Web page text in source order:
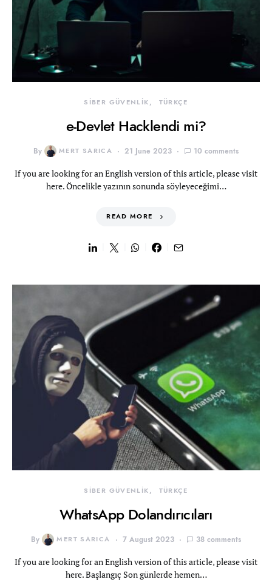
SİBER GÜVENLİK TÜRKÇE
e-Devlet Hacklendi mi?
By MERT SARICA 21 June 2023 10 comments
If you are looking for an English version of this article, please visit
here. Öncelikle yazının sonunda söyleyeceğimi…
READ MORE
SİBER GÜVENLİK TÜRKÇE
WhatsApp Dolandırıcıları
By MERT SARICA 7 August 2023 38 comments
If you are looking for an English version of this article, please visit
here. Başlangıç Son günlerde hemen…